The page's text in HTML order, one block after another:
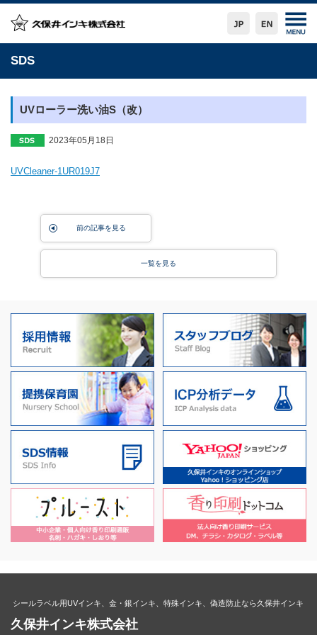
SDS
UVローラー洗い油S（改）
2023年05月18日
UVCleaner-1UR019J7
前の記事を見る
一覧を見る
シールラベル用UVインキ、金・銀インキ、特殊インキ、偽造防止なら久保井インキ
久保井インキ株式会社